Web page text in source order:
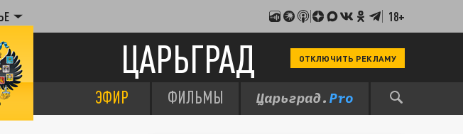
18+
ЦАРЬГРАД ОТКЛЮЧИТЬ РЕКЛАМУ
ЭФИР ФИЛЬМЫ